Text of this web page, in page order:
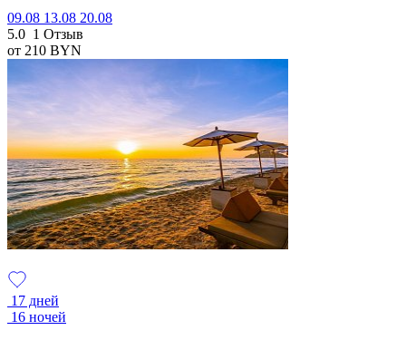
09.08 13.08 20.08
5.0 1 Отзыв
от 210 BYN
17 дней
16 ночей